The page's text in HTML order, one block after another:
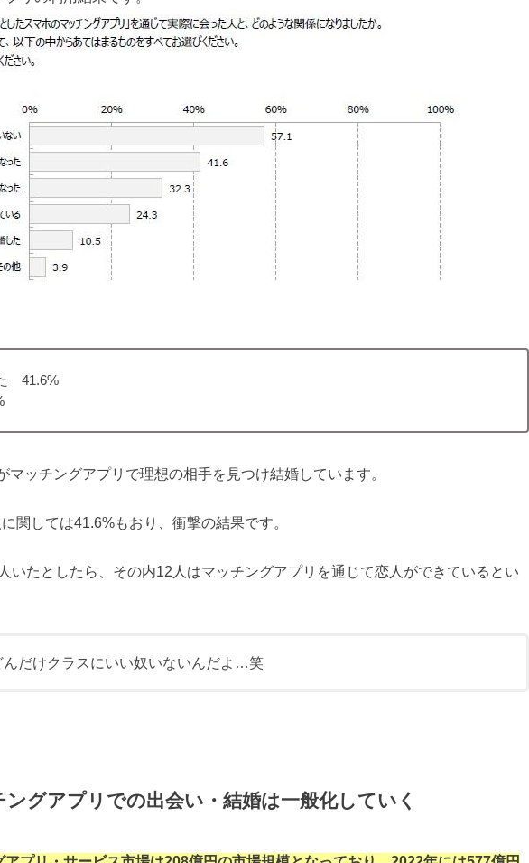
41.6%
マッチングアプリで理想の相手を見つけ結婚しています。
関しては41.6%もおり、衝撃の結果です。
いたとしたら、その内12人はマッチングアプリを通じて恋人ができているとい
んだけクラスにいい奴いないんだよ…笑
ングアプリでの出会い・結婚は一般化していく